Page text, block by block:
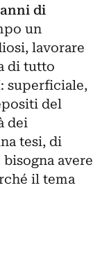
di
un
lavorare
di tutto
superficiale,
del
dei
tesi, di
avere
il tema